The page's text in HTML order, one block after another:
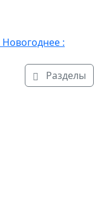
Новогоднее :
Разделы